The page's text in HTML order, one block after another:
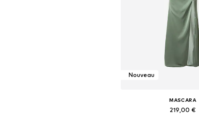
Nouveau
MASCARA
219,00 €